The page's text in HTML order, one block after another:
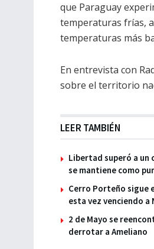
que Paraguay
temperaturas frías,
temperaturas más
En entrevista con
sobre el territorio
LEER TAMBIÉN
Libertad superó a un
se mantiene como
Cerro Porteño sigue
esta vez venciendo
2 de Mayo se
derrotar a Ameliano